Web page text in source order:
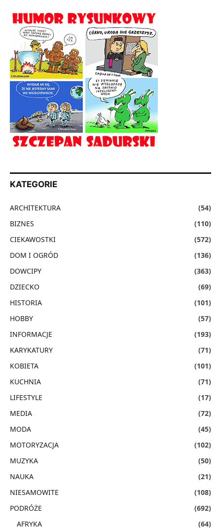
KATEGORIE
ARCHITEKTURA
(54)
BIZNES
(110)
CIEKAWOSTKI
(572)
DOM I OGRÓD
(136)
DOWCIPY
(363)
DZIECKO
(69)
HISTORIA
(101)
HOBBY
(57)
INFORMACJE
(193)
KARYKATURY
(71)
KOBIETA
(101)
KUCHNIA
(71)
LIFESTYLE
(17)
MEDIA
(72)
MODA
(45)
MOTORYZACJA
(102)
MUZYKA
(50)
NAUKA
(21)
NIESAMOWITE
(108)
PODRÓŻE
(692)
AFRYKA
(64)